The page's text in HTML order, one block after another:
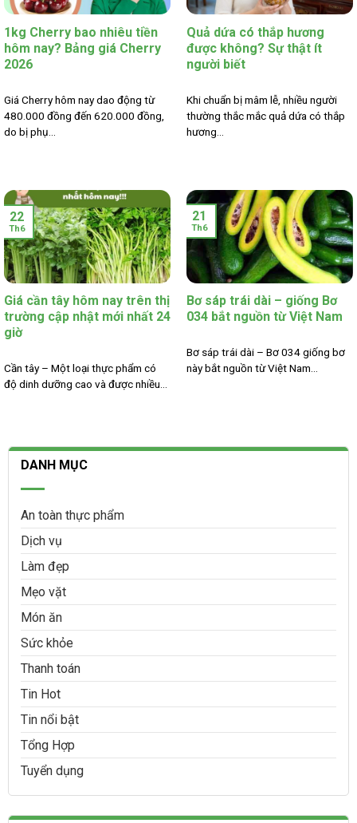
1kg Cherry bao nhiêu tiền
hôm nay? Bảng giá Cherry
2026
Giá Cherry hôm nay dao động từ
480.000 đồng đến 620.000 đồng,
do bị phụ...
Quả dứa có thắp hương
được không? Sự thật ít
người biết
Khi chuẩn bị mâm lễ, nhiều người
thường thắc mắc quả dứa có thắp
hương...
Giá cần tây hôm nay trên thị
trường cập nhật mới nhất 24
giờ
Cần tây – Một loại thực phẩm có
độ dinh dưỡng cao và được nhiều...
22
Th6
Bơ sáp trái dài – giống Bơ
034 bắt nguồn từ Việt Nam
Bơ sáp trái dài – Bơ 034 giống bơ
này bắt nguồn từ Việt Nam...
21
Th6
DANH MỤC
An toàn thực phẩm
Dịch vụ
Làm đẹp
Mẹo vặt
Món ăn
Sức khỏe
Thanh toán
Tin Hot
Tin nổi bật
Tổng Hợp
Tuyển dụng